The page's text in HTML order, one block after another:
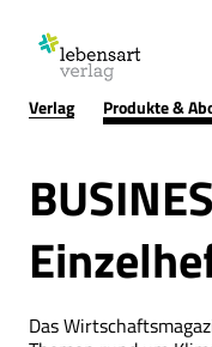
Verlag Produkte &
Das